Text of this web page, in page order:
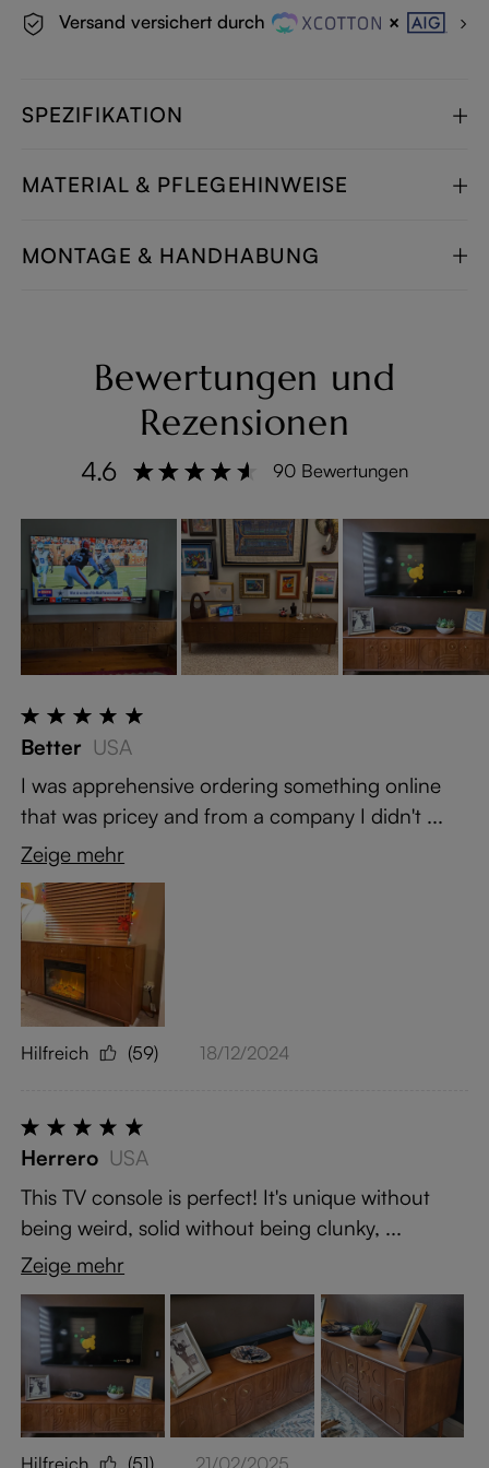
Versand versichert durch
SPEZIFIKATION
MATERIAL & PFLEGEHINWEISE
MONTAGE & HANDHABUNG
Bewertungen und
Rezensionen
4.6 90 Bewertungen
Better USA
I was apprehensive ordering something online
that was pricey and from a company I didn't ...
Zeige mehr
Hilfreich (59) 18/12/2024
Herrero USA
This TV console is perfect! It's unique without
being weird, solid without being clunky, ...
Zeige mehr
Hilfreich (51) 21/02/2025